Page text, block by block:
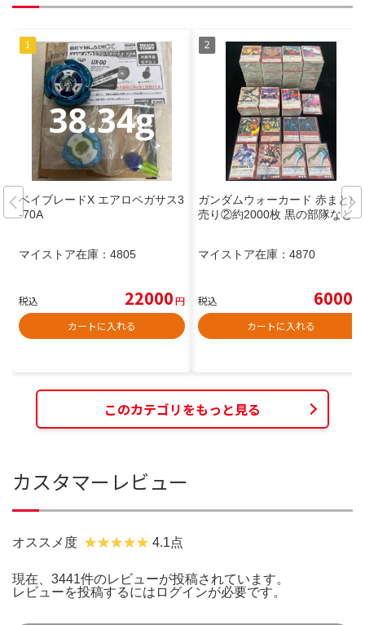
ベイブレードX エアロペガサス3
-70A
マイストア在庫： 4805
税込 22000円
カートに入れる
ガンダムウォーカード 赤まとめ
売り②約2000枚 黒の部隊など
マイストア在庫： 4870
税込 6000
カートに入れる
このカテゴリをもっと見る
カスタマーレビュー
オススメ度 4.1点
現在、3441件のレビューが投稿されています。
レビューを投稿するには ログインが必要です。